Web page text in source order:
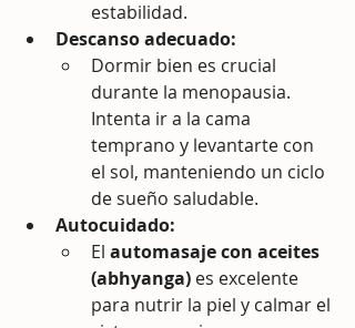
estabilidad.
Descanso adecuado:
Dormir bien es crucial
durante la menopausia.
Intenta ir a la cama
temprano y levantarte con
el sol, manteniendo un ciclo
de sueño saludable.
Autocuidado:
El automasaje con aceites
(abhyanga) es excelente
para nutrir la piel y calmar el